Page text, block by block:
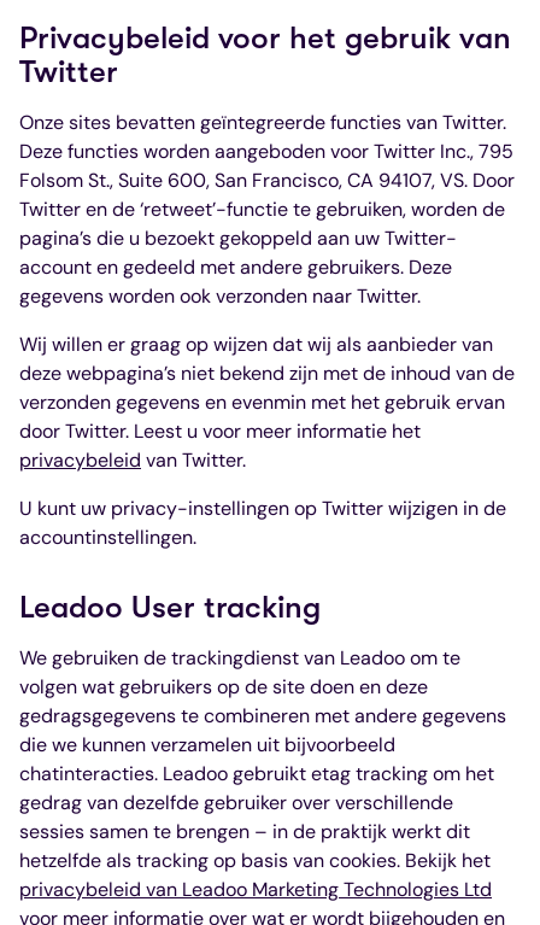
Privacybeleid voor het gebruik van
Twitter
Onze sites bevatten geïntegreerde functies van Twitter.
Deze functies worden aangeboden voor Twitter Inc., 795
Folsom St., Suite 600, San Francisco, CA 94107, VS. Door
Twitter en de ‘retweet’-functie te gebruiken, worden de
pagina’s die u bezoekt gekoppeld aan uw Twitter-
account en gedeeld met andere gebruikers. Deze
gegevens worden ook verzonden naar Twitter.
Wij willen er graag op wijzen dat wij als aanbieder van
deze webpagina’s niet bekend zijn met de inhoud van de
verzonden gegevens en evenmin met het gebruik ervan
door Twitter. Leest u voor meer informatie het
privacybeleid van Twitter.
U kunt uw privacy-instellingen op Twitter wijzigen in de
accountinstellingen.
Leadoo User tracking
We gebruiken de trackingdienst van Leadoo om te
volgen wat gebruikers op de site doen en deze
gedragsgegevens te combineren met andere gegevens
die we kunnen verzamelen uit bijvoorbeeld
chatinteracties. Leadoo gebruikt etag tracking om het
gedrag van dezelfde gebruiker over verschillende
sessies samen te brengen – in de praktijk werkt dit
hetzelfde als tracking op basis van cookies. Bekijk het
privacybeleid van Leadoo Marketing Technologies Ltd
voor meer informatie over wat er wordt bijgehouden en